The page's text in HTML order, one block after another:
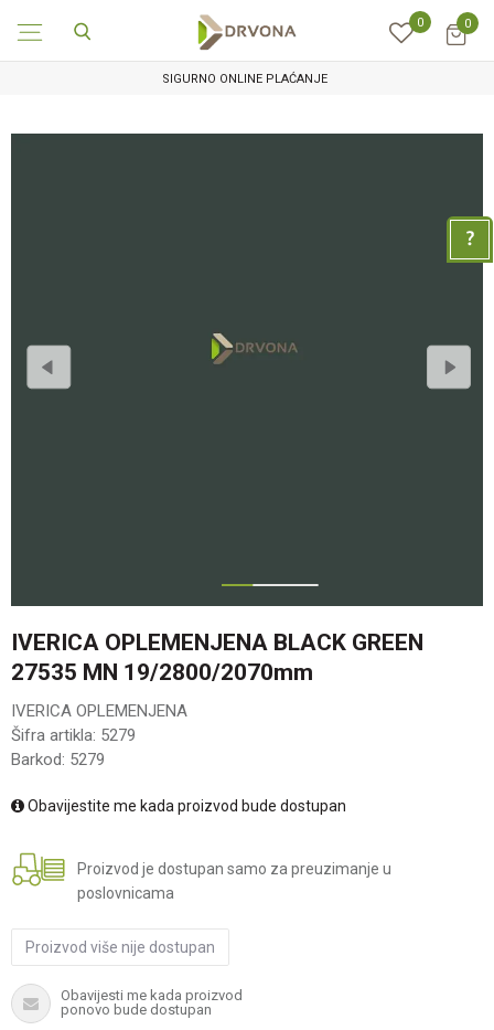
0 0
SIGURNO ONLINE PLAĆANJE
IVERICA OPLEMENJENA BLACK GREEN
27535 MN 19/2800/2070mm
IVERICA OPLEMENJENA
Šifra artikla: 5279
Barkod: 5279
Obavijestite me kada proizvod bude dostupan
Proizvod je dostupan samo za preuzimanje u
poslovnicama
Proizvod više nije dostupan
Obavijesti me kada proizvod
ponovo bude dostupan